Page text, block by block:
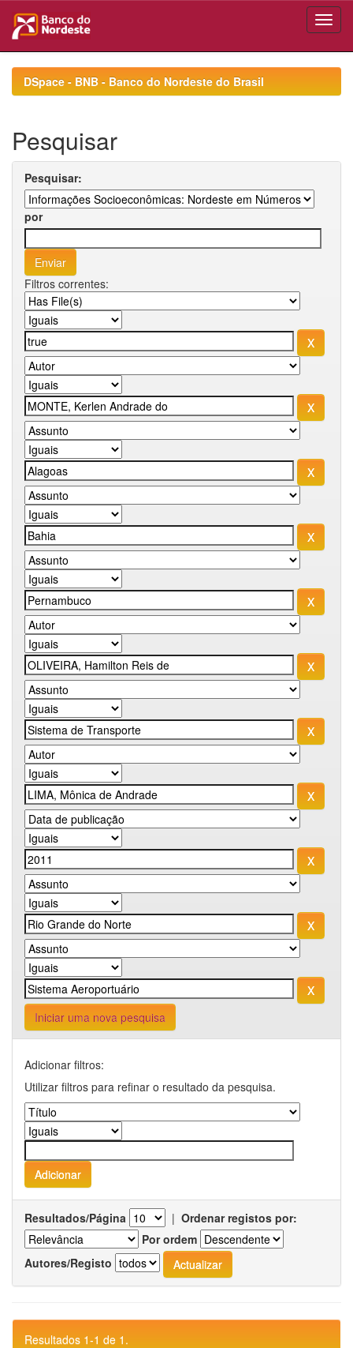
navigationDSpace - BNB - Banco do Nordeste do Brasil
Pesquisar
Pesquisar:
por
Filtros correntes:
Iniciar uma nova pesquisa
Adicionar filtros:
Utilizar filtros para refinar o resultado da pesquisa.
Resultados/Página | Ordenar registos por:
Por ordem
Autores/Registo
Resultados 1-1 de 1.